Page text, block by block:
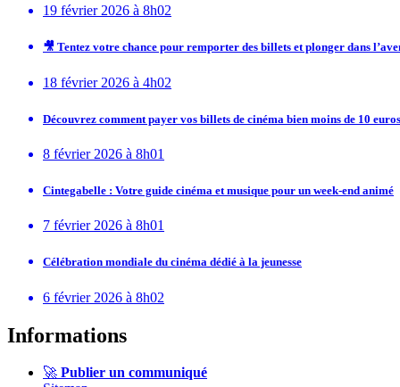
19 février 2026 à 8h02
🎥 Tentez votre chance pour remporter des billets et plonger dans
18 février 2026 à 4h02
Découvrez comment payer vos billets de cinéma bien moins de 10
8 février 2026 à 8h01
Cintegabelle : Votre guide cinéma et musique pour un week-end animé
7 février 2026 à 8h01
Célébration mondiale du cinéma dédié à la jeunesse
6 février 2026 à 8h02
Informations
🚀 Publier un communiqué